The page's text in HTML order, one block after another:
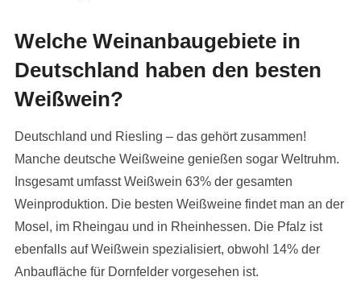
Welche Weinanbaugebiete in
Deutschland haben den besten
Weißwein?
Deutschland und Riesling – das gehört zusammen!
Manche deutsche Weißweine genießen sogar Weltruhm.
Insgesamt umfasst Weißwein 63% der gesamten
Weinproduktion. Die besten Weißweine findet man an der
Mosel, im Rheingau und in Rheinhessen. Die Pfalz ist
ebenfalls auf Weißwein spezialisiert, obwohl 14% der
Anbaufläche für Dornfelder vorgesehen ist.